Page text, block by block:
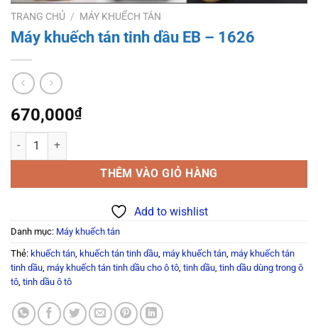
TRANG CHỦ / MÁY KHUẾCH TÁN
Máy khuếch tán tinh dầu EB – 1626
670,000₫
Máy khuếch tán tinh dầu EB - 1626 số lượng
THÊM VÀO GIỎ HÀNG
Add to wishlist
Danh mục: Máy khuếch tán
Thẻ: khuếch tán khuếch tán tinh dầu máy khuếch tán máy khuếch tán
tinh dầu máy khuếch tán tinh dầu cho ô tô tinh dầu tinh dầu dùng trong ô
tô tinh dầu ô tô